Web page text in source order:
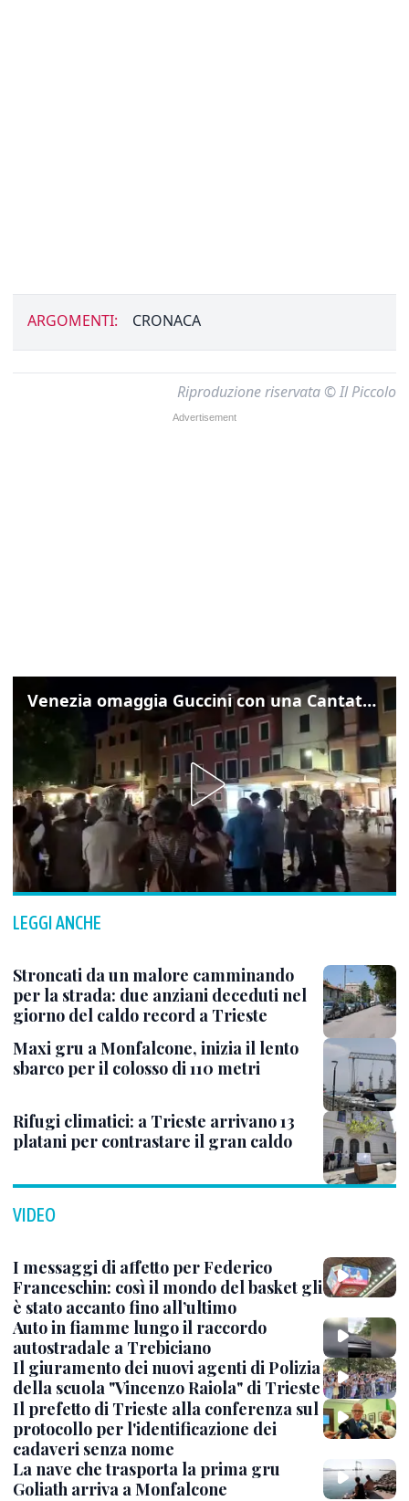
ARGOMENTI: CRONACA
Riproduzione riservata © Il Piccolo
Venezia omaggia Guccini con una Cantata Anarchica in campo Santa Margherita
LEGGI ANCHE
Stroncati da un malore camminando
per la strada: due anziani deceduti nel
giorno del caldo record a Trieste
Maxi gru a Monfalcone, inizia il lento
sbarco per il colosso di 110 metri
Rifugi climatici: a Trieste arrivano 13
platani per contrastare il gran caldo
VIDEO
I messaggi di affetto per Federico
Franceschin: così il mondo del basket gli
è stato accanto fino all’ultimo
Auto in fiamme lungo il raccordo
autostradale a Trebiciano
Il giuramento dei nuovi agenti di Polizia
della scuola "Vincenzo Raiola" di Trieste
Il prefetto di Trieste alla conferenza sul
protocollo per l'identificazione dei
cadaveri senza nome
La nave che trasporta la prima gru
Goliath arriva a Monfalcone